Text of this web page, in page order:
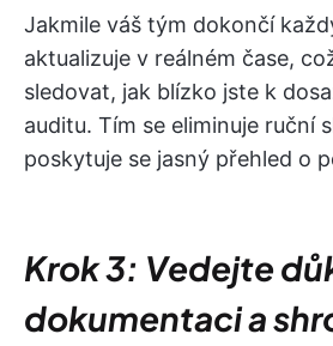
Jakmile váš tým dokončí
aktualizuje v reálném čase,
sledovat, jak blízko jste k
auditu. Tím se eliminuje ruční
poskytuje se jasný přehled o
Krok 3: Vedejte
dokumentaci a